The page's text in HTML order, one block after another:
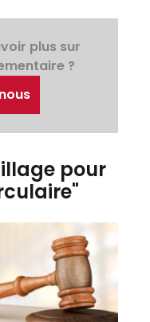
plus sur
?
pour